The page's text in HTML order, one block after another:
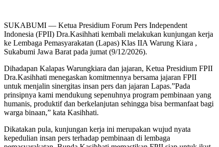
SUKABUMI — Ketua Presidium Forum Pers Independent
Indonesia (FPII) Dra.Kasihhati kembali melakukan kunjungan kerja
ke Lembaga Pemasyarakatan (Lapas) Klas IIA Warung Kiara ,
Sukabumi Jawa Barat pada jumat (9/12/2026).
Dihadapan Kalapas Warungkiara dan jajaran, Ketua Presidium FPII
Dra.Kasihhati menegaskan komitmennya bersama jajaran FPII
untuk menjalin sinergitas insan pers dan jajaran Lapas.”Pada
prinsipnya kami mendukung sepenuhnya program pembinaan yang
humanis, produktif dan berkelanjutan sehingga bisa bermanfaat bagi
warga binaan,” kata Kasihhati.
Dikatakan pula, kunjungan kerja ini merupakan wujud nyata
kepedulian insan pers terhadap pembinaan di lembaga